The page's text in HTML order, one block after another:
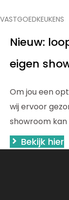
VASTGOEDKEUKENS
Nieuw:
eigen
Om jou een
wij ervoor
showroom kan
Bekijk hier